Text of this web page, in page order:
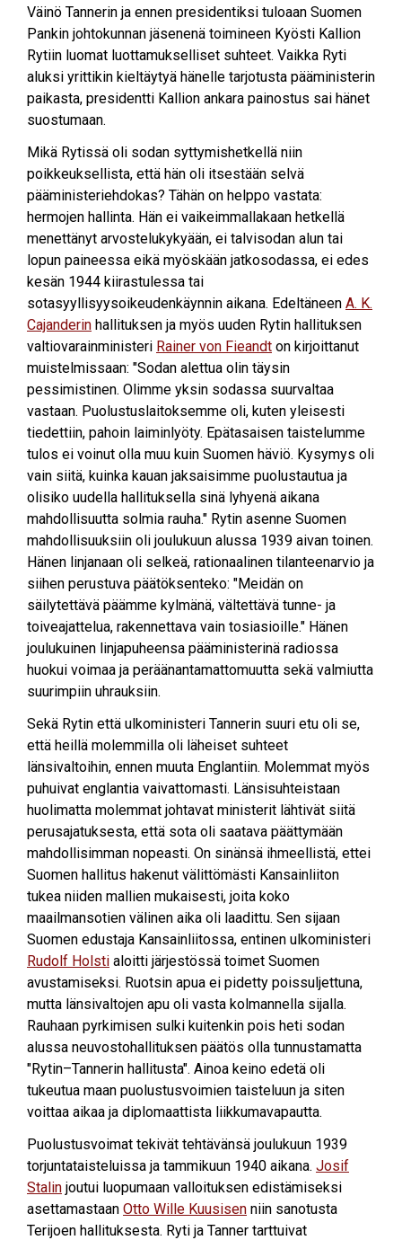
Väinö Tannerin ja ennen presidentiksi tuloaan Suomen
Pankin johtokunnan jäsenenä toimineen Kyösti Kallion
Rytiin luomat luottamukselliset suhteet. Vaikka Ryti
aluksi yrittikin kieltäytyä hänelle tarjotusta pääministerin
paikasta, presidentti Kallion ankara painostus sai hänet
suostumaan.
Mikä Rytissä oli sodan syttymishetkellä niin
poikkeuksellista, että hän oli itsestään selvä
pääministeriehdokas? Tähän on helppo vastata:
hermojen hallinta. Hän ei vaikeimmallakaan hetkellä
menettänyt arvostelukykyään, ei talvisodan alun tai
lopun paineessa eikä myöskään jatkosodassa, ei edes
kesän 1944 kiirastulessa tai
sotasyyllisyysoikeudenkäynnin aikana. Edeltäneen A. K.
Cajanderin hallituksen ja myös uuden Rytin hallituksen
valtiovarainministeri Rainer von Fieandt on kirjoittanut
muistelmissaan: "Sodan alettua olin täysin
pessimistinen. Olimme yksin sodassa suurvaltaa
vastaan. Puolustuslaitoksemme oli, kuten yleisesti
tiedettiin, pahoin laiminlyöty. Epätasaisen taistelumme
tulos ei voinut olla muu kuin Suomen häviö. Kysymys oli
vain siitä, kuinka kauan jaksaisimme puolustautua ja
olisiko uudella hallituksella sinä lyhyenä aikana
mahdollisuutta solmia rauha." Rytin asenne Suomen
mahdollisuuksiin oli joulukuun alussa 1939 aivan toinen.
Hänen linjanaan oli selkeä, rationaalinen tilanteenarvio ja
siihen perustuva päätöksenteko: "Meidän on
säilytettävä päämme kylmänä, vältettävä tunne- ja
toiveajattelua, rakennettava vain tosiasioille." Hänen
joulukuinen linjapuheensa pääministerinä radiossa
huokui voimaa ja peräänantamattomuutta sekä valmiutta
suurimpiin uhrauksiin.
Sekä Rytin että ulkoministeri Tannerin suuri etu oli se,
että heillä molemmilla oli läheiset suhteet
länsivaltoihin, ennen muuta Englantiin. Molemmat myös
puhuivat englantia vaivattomasti. Länsisuhteistaan
huolimatta molemmat johtavat ministerit lähtivät siitä
perusajatuksesta, että sota oli saatava päättymään
mahdollisimman nopeasti. On sinänsä ihmeellistä, ettei
Suomen hallitus hakenut välittömästi Kansainliiton
tukea niiden mallien mukaisesti, joita koko
maailmansotien välinen aika oli laadittu. Sen sijaan
Suomen edustaja Kansainliitossa, entinen ulkoministeri
Rudolf Holsti aloitti järjestössä toimet Suomen
avustamiseksi. Ruotsin apua ei pidetty poissuljettuna,
mutta länsivaltojen apu oli vasta kolmannella sijalla.
Rauhaan pyrkimisen sulki kuitenkin pois heti sodan
alussa neuvostohallituksen päätös olla tunnustamatta
"Rytin–Tannerin hallitusta". Ainoa keino edetä oli
tukeutua maan puolustusvoimien taisteluun ja siten
voittaa aikaa ja diplomaattista liikkumavapautta.
Puolustusvoimat tekivät tehtävänsä joulukuun 1939
torjuntataisteluissa ja tammikuun 1940 aikana. Josif
Stalin joutui luopumaan valloituksen edistämiseksi
asettamastaan Otto Wille Kuusisen niin sanotusta
Terijoen hallituksesta. Ryti ja Tanner tarttuivat